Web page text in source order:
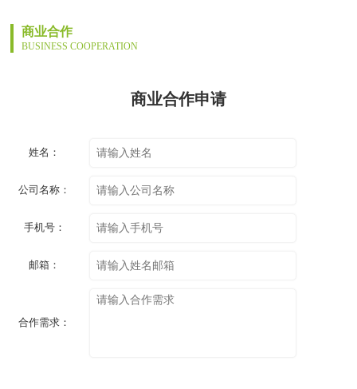
商业合作
BUSINESS COOPERATION
商业合作申请
姓名：
公司名称：
手机号：
邮箱：
合作需求：